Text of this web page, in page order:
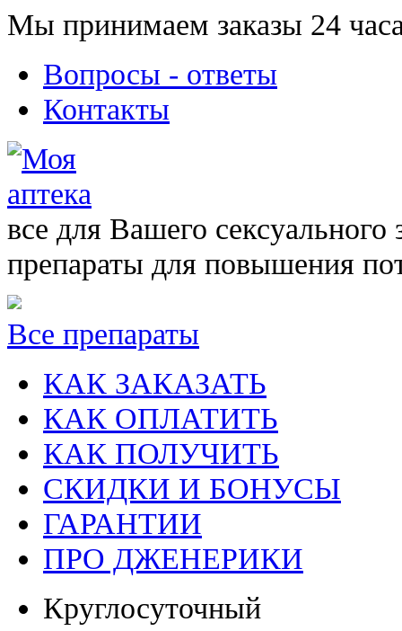
Мы принимаем заказы 24
Вопросы - ответы
Контакты
все для Вашего сексуального
препараты для повышения
Все препараты
КАК ЗАКАЗАТЬ
КАК ОПЛАТИТЬ
КАК ПОЛУЧИТЬ
СКИДКИ И БОНУСЫ
ГАРАНТИИ
ПРО ДЖЕНЕРИКИ
Круглосуточный